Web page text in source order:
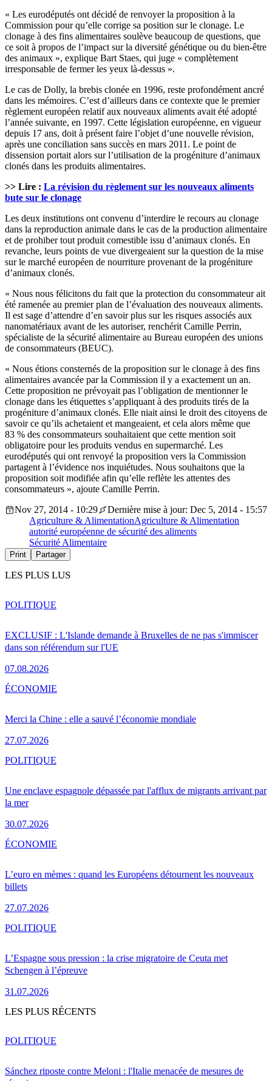
« Les eurodéputés ont décidé de renvoyer la proposition à la
Commission pour qu’elle corrige sa position sur le clonage. Le
clonage à des fins alimentaires soulève beaucoup de questions, que
ce soit à propos de l’impact sur la diversité génétique ou du bien-être
des animaux », explique Bart Staes, qui juge « complètement
irresponsable de fermer les yeux là-dessus ».
Le cas de Dolly, la brebis clonée en 1996, reste profondément ancré
dans les mémoires. C’est d’ailleurs dans ce contexte que le premier
règlement européen relatif aux nouveaux aliments avait été adopté
l’année suivante, en 1997. Cette législation européenne, en vigueur
depuis 17 ans, doit à présent faire l’objet d’une nouvelle révision,
après une conciliation sans succès en mars 2011. Le point de
dissension portait alors sur l’utilisation de la progéniture d’animaux
clonés dans les produits alimentaires.
>> Lire : La révision du règlement sur les nouveaux aliments
bute sur le clonage
Les deux institutions ont convenu d’interdire le recours au clonage
dans la reproduction animale dans le cas de la production alimentaire
et de prohiber tout produit comestible issu d’animaux clonés. En
revanche, leurs points de vue divergeaient sur la question de la mise
sur le marché européen de nourriture provenant de la progéniture
d’animaux clonés.
« Nous nous félicitons du fait que la protection du consommateur ait
été ramenée au premier plan de l’évaluation des nouveaux aliments.
Il est sage d’attendre d’en savoir plus sur les risques associés aux
nanomatériaux avant de les autoriser, renchérit Camille Perrin,
spécialiste de la sécurité alimentaire au Bureau européen des unions
de consommateurs (BEUC).
« Nous étions consternés de la proposition sur le clonage à des fins
alimentaires avancée par la Commission il y a exactement un an.
Cette proposition ne prévoyait pas l’obligation de mentionner le
clonage dans les étiquettes s’appliquant à des produits tirés de la
progéniture d’animaux clonés. Elle niait ainsi le droit des citoyens de
savoir ce qu’ils achetaient et mangeaient, et cela alors même que
83 % des consommateurs souhaitaient que cette mention soit
obligatoire pour les produits vendus en supermarché. Les
eurodéputés qui ont renvoyé la proposition vers la Commission
partagent à l’évidence nos inquiétudes. Nous souhaitons que la
proposition soit modifiée afin qu’elle reflète les attentes des
consommateurs », ajoute Camille Perrin.
Nov 27, 2014 - 10:29
Dernière mise à jour: Dec 5, 2014 - 15:57
Agriculture & AlimentationAgriculture & Alimentation
autorité européenne de sécurité des aliments
Sécurité Alimentaire
Print Partager
LES PLUS LUS
EXCLUSIF : L'Islande demande à Bruxelles de ne pas s'immiscer
dans son référendum sur l'UE
07.08.2026
POLITIQUE
Merci la Chine : elle a sauvé l’économie mondiale
27.07.2026
ÉCONOMIE
Une enclave espagnole dépassée par l'afflux de migrants arrivant par
la mer
30.07.2026
POLITIQUE
L’euro en mèmes : quand les Européens détournent les nouveaux
billets
27.07.2026
ÉCONOMIE
L’Espagne sous pression : la crise migratoire de Ceuta met
Schengen à l’épreuve
31.07.2026
POLITIQUE
LES PLUS RÉCENTS
Sánchez riposte contre Meloni : l'Italie menacée de mesures de
POLITIQUE